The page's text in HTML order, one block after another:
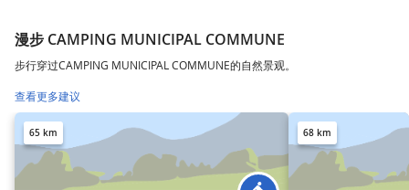
漫步 CAMPING MUNICIPAL COMMUNE
步行穿过CAMPING MUNICIPAL COMMUNE的自然景观。
查看更多建议
65 km 68 km